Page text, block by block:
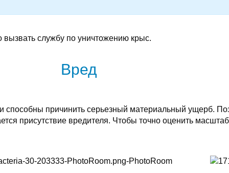
вызвать службу по уничтожению крыс.
Вред
причинить серьезный материальный ущерб.
присутствие вредителя. Чтобы точно оценить